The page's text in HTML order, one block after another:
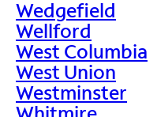
Wedgefield
Wellford
West Columbia
West Union
Westminster